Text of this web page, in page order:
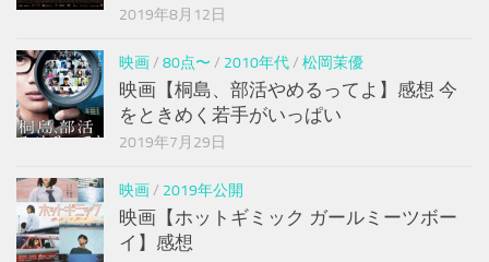
2019年8月12日
映画/ 80点〜 / 2010年代/ 松岡茉優
映画【桐島、部活やめるってよ】感想 今
をときめく若手がいっぱい
2019年7月29日
映画/ 2019年公開
映画【ホットギミック ガールミーツボー
イ】感想